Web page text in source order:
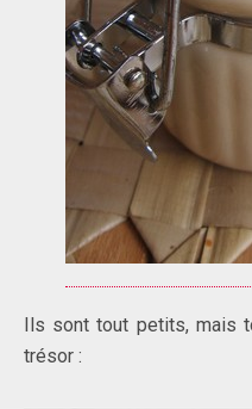
Ils sont tout petits, mais
trésor :